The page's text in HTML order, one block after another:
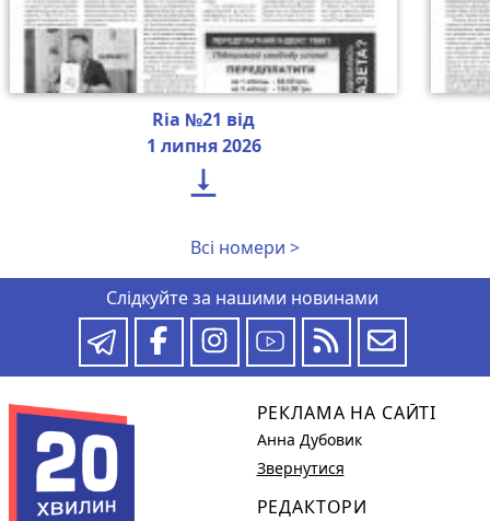
Ria №21 від
1 липня 2026

Всі номери >
Слідкуйте за нашими новинами
РЕКЛАМА НА САЙТІ
Анна Дубовик
Звернутися
РЕДАКТОРИ